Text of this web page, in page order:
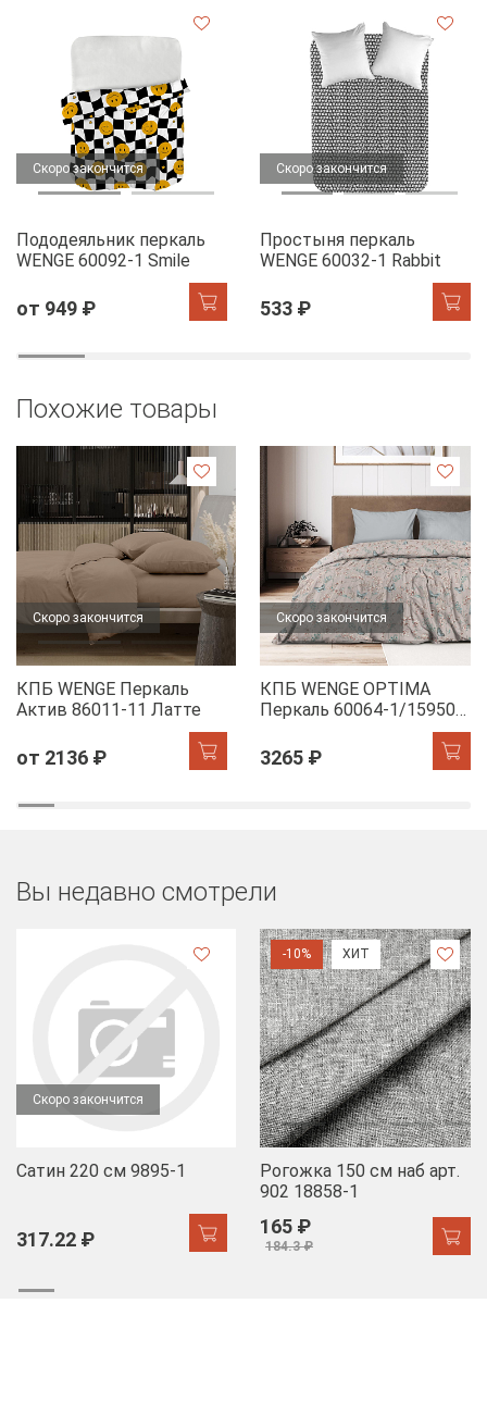
Скоро закончится
Пододеяльник перкаль
WENGE 60092-1 Smile
от 949 ₽
Скоро закончится
Простыня перкаль
WENGE 60032-1 Rabbit
533 ₽
Похожие товары
Скоро закончится
КПБ WENGE Перкаль
Актив 86011-11 Латте
от 2136 ₽
Скоро закончится
КПБ WENGE OPTIMA
Перкаль 60064-1/15950-
3265 ₽
Вы недавно смотрели
Скоро закончится
Сатин 220 см 9895-1
317.22 ₽
-10% ХИТ
Рогожка 150 см наб арт.
902 18858-1
165 ₽
184.3 ₽